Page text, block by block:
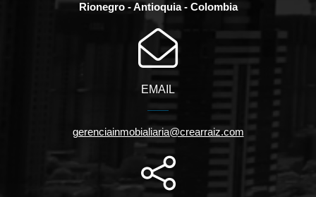
Rionegro - Antioquia - Colombia
EMAIL
gerenciainmobialiaria@crearraiz.com